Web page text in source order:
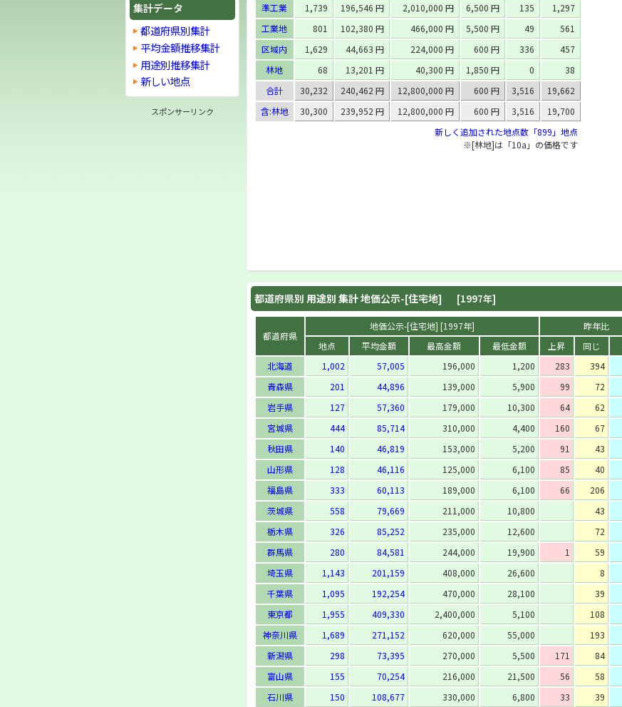
準工業
1,739 196,546 円 2,010,000 円 6,500 円 135
1,297
工業地
801 102,380 円 466,000 円 5,500 円 49
561
区域内
1,629 44,663 円 224,000 円 600 円 336
457
林地
68 13,201 円 40,300 円 1,850 円 0
38
合計
30,232 240,462 円 12,800,000 円 600 円 3,516
19,662
含:林地
30,300 239,952 円 12,800,000 円 600 円 3,516
19,700
新しく追加された地点数「899」地点
※[林地]は「10a」の価格です
都道府県別 用途別 集計地価公示-[住宅地] [1997年]
都道府県
地価公示-[住宅地] [1997年] 昨年比
地点
平均金額 最高金額 最低金額 上昇 同じ
北海道
1,002 57,005 196,000 1,200 283 394
青森県
201 44,896 139,000 5,900 99 72
岩手県
127 57,360 179,000 10,300 64 62
宮城県
444 85,714 310,000 4,400 160 67
秋田県
140 46,819 153,000 5,200 91 43
山形県
128 46,116 125,000 6,100 85 40
福島県
333 60,113 189,000 6,100 66 206
茨城県
558 79,669 211,000 10,800 43
栃木県
326 85,252 235,000 12,600 72
群馬県
280 84,581 244,000 19,900 1 59
埼玉県
1,143 201,159 408,000 26,600 8
千葉県
1,095 192,254 470,000 28,100 39
東京都
1,955 409,330 2,400,000 5,100 108
神奈川県
1,689 271,152 620,000 55,000 193
新潟県
298 73,395 270,000 5,500 171 84
富山県
155 70,254 216,000 21,500 56 58
石川県
150 108,677 330,000 6,800 33 39
集計データ
都道府県別集計
平均金額推移集計
用途別推移集計
新しい地点
スポンサーリンク